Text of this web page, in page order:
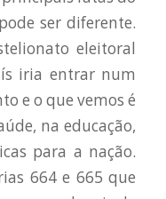
ser diferente.
eleitoral
iria entrar num
e o que vemos é
na educação,
para a nação.
664 e 665 que